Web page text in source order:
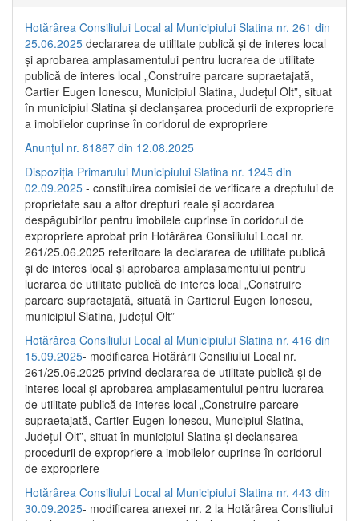
Hotărârea Consiliului Local al Municipiului Slatina nr. 261 din
25.06.2025 declararea de utilitate publică și de interes local
și aprobarea amplasamentului pentru lucrarea de utilitate
publică de interes local „Construire parcare supraetajată,
Cartier Eugen Ionescu, Municipiul Slatina, Județul Olt”, situat
în municipiul Slatina și declanșarea procedurii de expropriere
a imobilelor cuprinse în coridorul de expropriere
Anunțul nr. 81867 din 12.08.2025
Dispoziția Primarului Municipiului Slatina nr. 1245 din
02.09.2025 - constituirea comisiei de verificare a dreptului de
proprietate sau a altor drepturi reale și acordarea
despăgubirilor pentru imobilele cuprinse în coridorul de
expropriere aprobat prin Hotărârea Consiliului Local nr.
261/25.06.2025 referitoare la declararea de utilitate publică
și de interes local și aprobarea amplasamentului pentru
lucrarea de utilitate publică de interes local „Construire
parcare supraetajată, situată în Cartierul Eugen Ionescu,
municipiul Slatina, județul Olt”
Hotărârea Consiliului Local al Municipiului Slatina nr. 416 din
15.09.2025- modificarea Hotărârii Consiliului Local nr.
261/25.06.2025 privind declararea de utilitate publică și de
interes local și aprobarea amplasamentului pentru lucrarea
de utilitate publică de interes local „Construire parcare
supraetajată, Cartier Eugen Ionescu, Muncipiul Slatina,
Județul Olt”, situat în municipiul Slatina și declanșarea
procedurii de expropriere a imobilelor cuprinse în coridorul
de expropriere
Hotărârea Consiliului Local al Municipiului Slatina nr. 443 din
30.09.2025- modificarea anexei nr. 2 la Hotărârea Consiliului